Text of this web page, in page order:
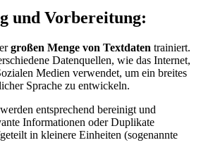
und Vorbereitung:
großen Menge von Textdaten trainiert.
Datenquellen, wie das Internet,
Medien verwendet, um ein breites
Sprache zu entwickeln.
entsprechend bereinigt und
Informationen oder Duplikate
in kleinere Einheiten (sogenannte